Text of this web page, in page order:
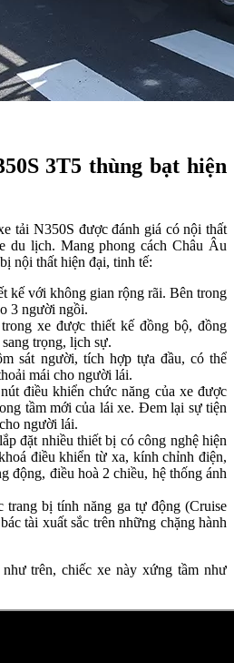
3T5 thùng bạt hiện
tải N350S được đánh giá có nội thất
du lịch. Mang phong cách Châu Âu
nội thất hiện đại, tinh tế:
kế với không gian rộng rãi. Bên trong
3 người ngồi.
xe được thiết kế đồng bộ, đồng
trọng, lịch sự.
sát người, tích hợp tựa đầu, có thể
mái cho người lái.
điều khiển chức năng của xe được
tầm mới của lái xe. Đem lại sự tiện
người lái.
đặt nhiều thiết bị có công nghệ hiện
điều khiển từ xa, kính chỉnh điện,
động, điều hoà 2 chiều, hệ thống ánh
trang bị tính năng ga tự động (Cruise
tài xuất sắc trên những chặng hành
trên, chiếc xe này xứng tầm như